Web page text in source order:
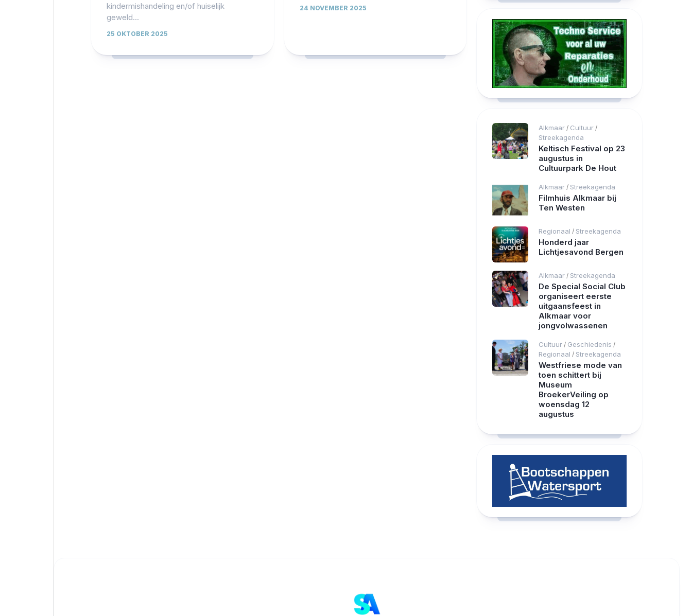
kindermishandeling en/of huiselijk
geweld...
25 OKTOBER 2025
24 NOVEMBER 2025
Alkmaar / Cultuur /
Streekagenda
Keltisch Festival op 23
augustus in
Cultuurpark De Hout
Alkmaar / Streekagenda
Filmhuis Alkmaar bij
Ten Westen
Regionaal / Streekagenda
Honderd jaar
Lichtjesavond Bergen
Alkmaar / Streekagenda
De Special Social Club
organiseert eerste
uitgaansfeest in
Alkmaar voor
jongvolwassenen
Cultuur / Geschiedenis /
Regionaal / Streekagenda
Westfriese mode van
toen schittert bij
Museum
BroekerVeiling op
woensdag 12
augustus